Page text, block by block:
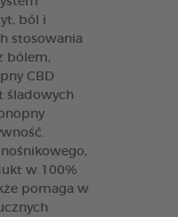
ból i
stosowania
bólem,
CBD
śladowych
w 100%
pomaga w